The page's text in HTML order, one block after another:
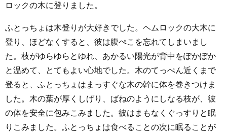
ロックの木に登りました。
ふとっちょは木登りが大好きでした。ヘムロックの大木に
登り、ほどなくすると、彼は腹ぺこを忘れてしまいまし
た。枝がゆらゆらとゆれ、あかるい陽光が背中をぽかぽか
と温めて、とてもよい心地でした。木のてっぺん近くまで
登ると、ふとっちょはまっすぐな木の幹に体を巻きつけま
した。木の葉が厚くしげり、ばねのようにしなる枝が、彼
の体を安全に包みこみました。彼はまもなくぐっすりと眠
りこみました。ふとっちょは食べることの次に眠ることが